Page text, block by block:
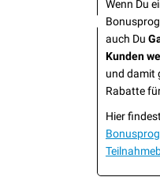
Wenn Du
auch Du
Kunden
und damit
Rabatte
Hier